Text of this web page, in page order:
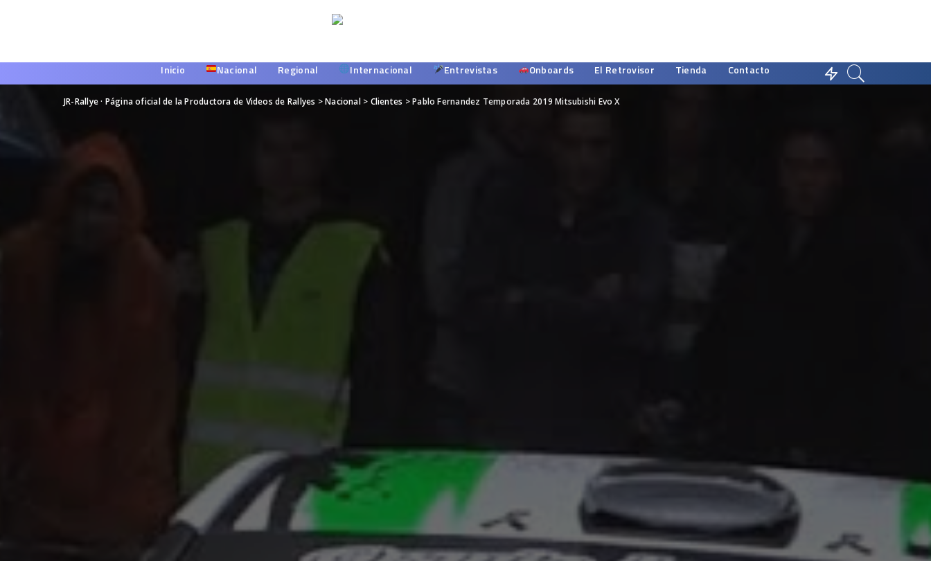
Inicio Nacional Regional Internacional Entrevistas Onboards El Retrovisor Tienda Contacto
JR-Rallye · Página oficial de la Productora de Videos de Rallyes >Nacional> Clientes >Pablo Fernandez Temporada 2019 Mitsubishi Evo X